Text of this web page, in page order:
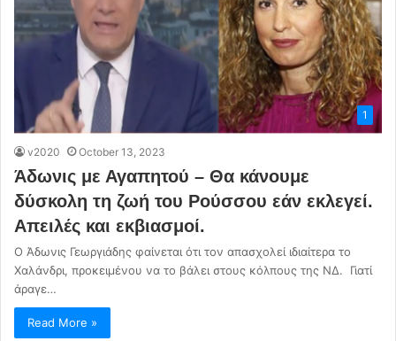
1
v2020 October 13, 2023
Άδωνις με Αγαπητού – Θα κάνουμε
δύσκολη τη ζωή του Ρούσσου εάν εκλεγεί.
Απειλές και εκβιασμοί.
Ο Άδωνις Γεωργιάδης φαίνεται ότι τον απασχολεί ιδιαίτερα το
Χαλάνδρι, προκειμένου να το βάλει στους κόλπους της ΝΔ. Γιατί
άραγε…
Read More »